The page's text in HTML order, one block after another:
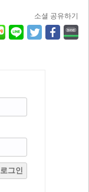
소셜 공유하기
로그인